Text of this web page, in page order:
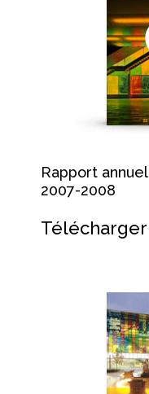
Rapport annuel
2007-2008
Télécharger